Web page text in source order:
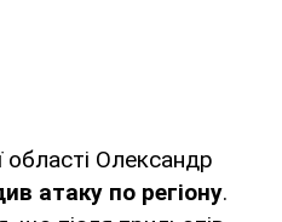
області Олександр
атаку по регіону.